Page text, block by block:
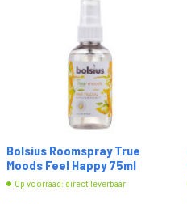
Bolsius Roomspray True
Moods Feel Happy 75ml
Op voorraad: direct leverbaar